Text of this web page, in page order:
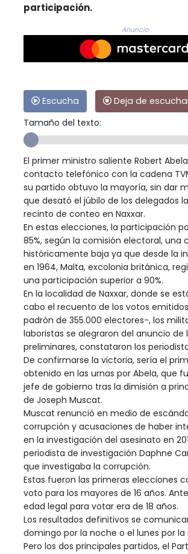
participación.
Anuncio
Escucha
Deja de
Tamaño del texto:
El primer ministro saliente Robert
contacto telefónico con la cadena
su partido obtuvo la mayoría, sin dar
que desató el júbilo de los delegados
recinto de conteo en Naxxar.
En estas elecciones, la participación
85%, según la comisión electoral, una
históricamente baja ya que desde la
en 1964, Malta, excolonia británica,
una participación superior a 90%.
En la localidad de Naxxar, donde se
cabo el recuento de los votos
padrón de 355.000 electores-, los
laboristas se alegraron del anuncio de
preliminares, constataron los
De confirmarse la victoria, sería el
obtenido en las urnas por Abela, que
jefe de gobierno tras la dimisión a
de Joseph Muscat.
Muscat renunció en medio de
corrupción y acusaciones de haber
en la investigación del asesinato en
periodista de investigación Daphne
que investigaba la corrupción.
Estas fueron las primeras elecciones
voto para los mayores de 16 años.
edad legal para votar era de 18 años.
Los resultados definitivos se
domingo por la noche o el lunes por la
Pero los dos principales partidos, el